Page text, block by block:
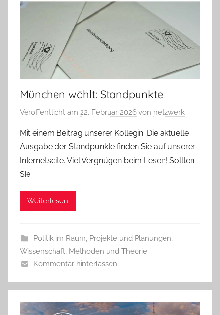
München wählt: Standpunkte
Veröffentlicht am 22. Februar 2026 von netzwerk
Mit einem Beitrag unserer Kollegin: Die aktuelle
Ausgabe der Standpunkte finden Sie auf unserer
Internetseite. Viel Vergnügen beim Lesen! Sollten
Sie
Weiterlesen
Politik im Raum, Projekte und Planungen,
Wissenschaft, Methoden und Theorie
Kommentar hinterlassen